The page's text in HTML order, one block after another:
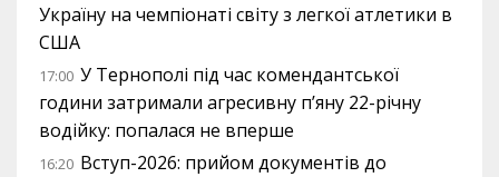
Україну на чемпіонаті світу з легкої атлетики в
США
17:00 У Тернополі під час комендантської
години затримали агресивну п’яну 22-річну
водійку: попалася не вперше
16:20 Вступ-2026: прийом документів до